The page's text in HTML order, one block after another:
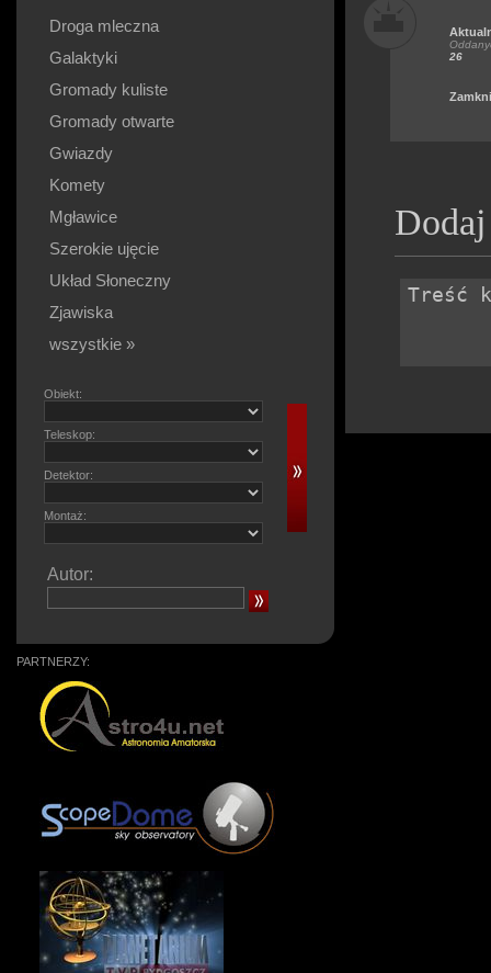
Droga mleczna
Galaktyki
Gromady kuliste
Gromady otwarte
Gwiazdy
Komety
Mgławice
Szerokie ujęcie
Układ Słoneczny
Zjawiska
wszystkie »
Obiekt:
Teleskop:
Detektor:
Montaż:
Autor:
PARTNERZY:
26